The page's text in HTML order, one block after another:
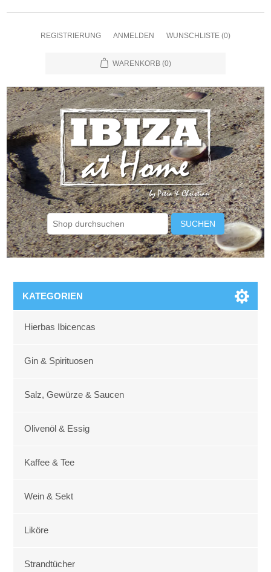
REGISTRIERUNG ANMELDEN WUNSCHLISTE (0)
WARENKORB (0)
SUCHEN
KATEGORIEN
Hierbas Ibicencas
Gin & Spirituosen
Salz, Gewürze & Saucen
Olivenöl & Essig
Kaffee & Tee
Wein & Sekt
Liköre
Strandtücher